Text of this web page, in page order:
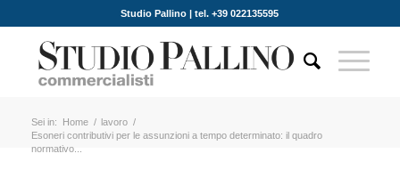
Studio Pallino | tel. +39 022135595
Sei in: Home / lavoro /
Esoneri contributivi per le assunzioni a tempo determinato: il quadro
normativo...